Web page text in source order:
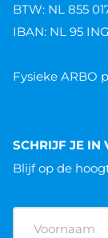
BTW: NL 855
IBAN: NL 95
Fysieke ARBO
SCHRIJF JE IN
Blijf op de